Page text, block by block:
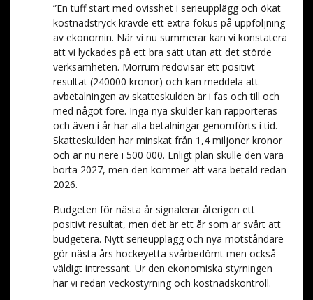
”En tuff start med ovisshet i serieupplägg och ökat
kostnadstryck krävde ett extra fokus på uppföljning
av ekonomin. När vi nu summerar kan vi konstatera
att vi lyckades på ett bra sätt utan att det störde
verksamheten. Mörrum redovisar ett positivt
resultat (240000 kronor) och kan meddela att
avbetalningen av skatteskulden är i fas och till och
med något före. Inga nya skulder kan rapporteras
och även i år har alla betalningar genomförts i tid.
Skatteskulden har minskat från 1,4 miljoner kronor
och är nu nere i 500 000. Enligt plan skulle den vara
borta 2027, men den kommer att vara betald redan
2026.
Budgeten för nästa år signalerar återigen ett
positivt resultat, men det är ett år som är svårt att
budgetera. Nytt serieupplägg och nya motståndare
gör nästa års hockeyetta svårbedömt men också
väldigt intressant. Ur den ekonomiska styrningen
har vi redan veckostyrning och kostnadskontroll.